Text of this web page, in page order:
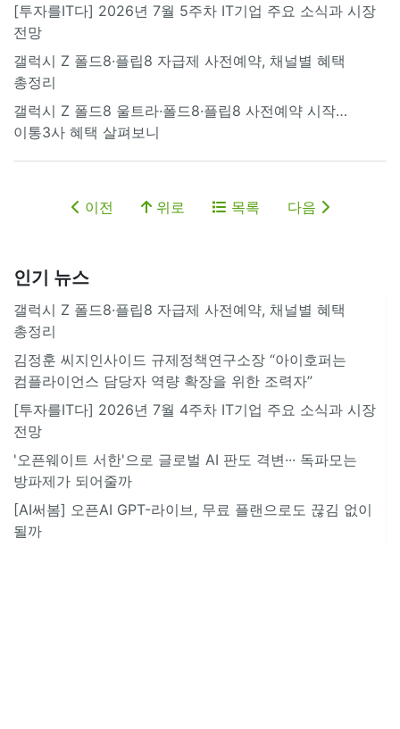
[투자를IT다] 2026년 7월 5주차 IT기업 주요 소식과 시장
전망
갤럭시 Z 폴드8·플립8 자급제 사전예약, 채널별 혜택
총정리
갤럭시 Z 폴드8 울트라·폴드8·플립8 사전예약 시작…
이통3사 혜택 살펴보니
이전 위로 목록 다음
인기 뉴스
갤럭시 Z 폴드8·플립8 자급제 사전예약, 채널별 혜택
총정리
김정훈 씨지인사이드 규제정책연구소장 “아이호퍼는
컴플라이언스 담당자 역량 확장을 위한 조력자”
[투자를IT다] 2026년 7월 4주차 IT기업 주요 소식과 시장
전망
'오픈웨이트 서한'으로 글로벌 AI 판도 격변··· 독파모는
방파제가 되어줄까
[AI써봄] 오픈AI GPT-라이브, 무료 플랜으로도 끊김 없이
될까